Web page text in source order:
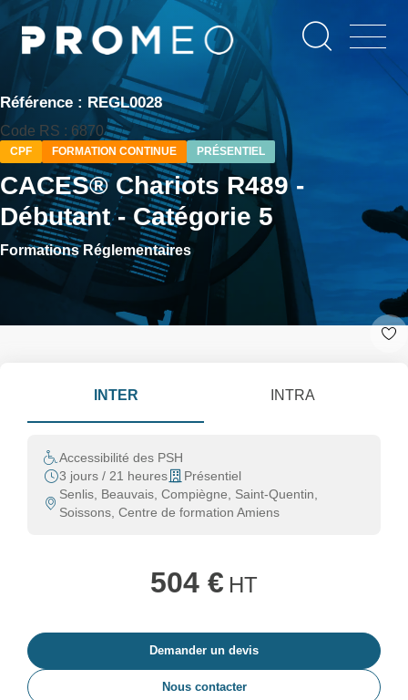
Aller
contenu
Référence : REGL0028
Code RS : 6870
CPF FORMATION CONTINUE PRÉSENTIEL
CACES® Chariots R489 -
Débutant - Catégorie 5
Formations Réglementaires
INTER INTRA
Accessibilité des PSH
3 jours / 21 heures
Présentiel
Senlis, Beauvais, Compiègne, Saint-Quentin,
Soissons, Centre de formation Amiens
504 € HT
Demander un devis
Nous contacter
Panneau de gestion des cookies